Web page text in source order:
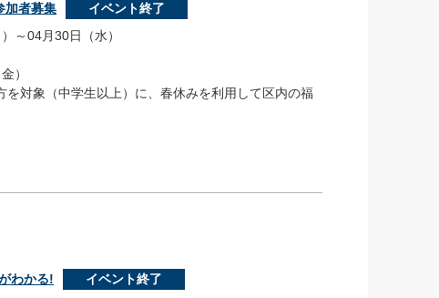
加者募集
イベント終了
～04月30日（水）
）
を対象（中学生以上）に、春休みを利用して区内の福
わかる!
イベント終了